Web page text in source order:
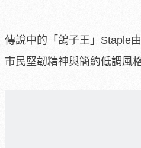
傳說中的「鴿子王」Staple
市民堅韌精神與簡約低調風